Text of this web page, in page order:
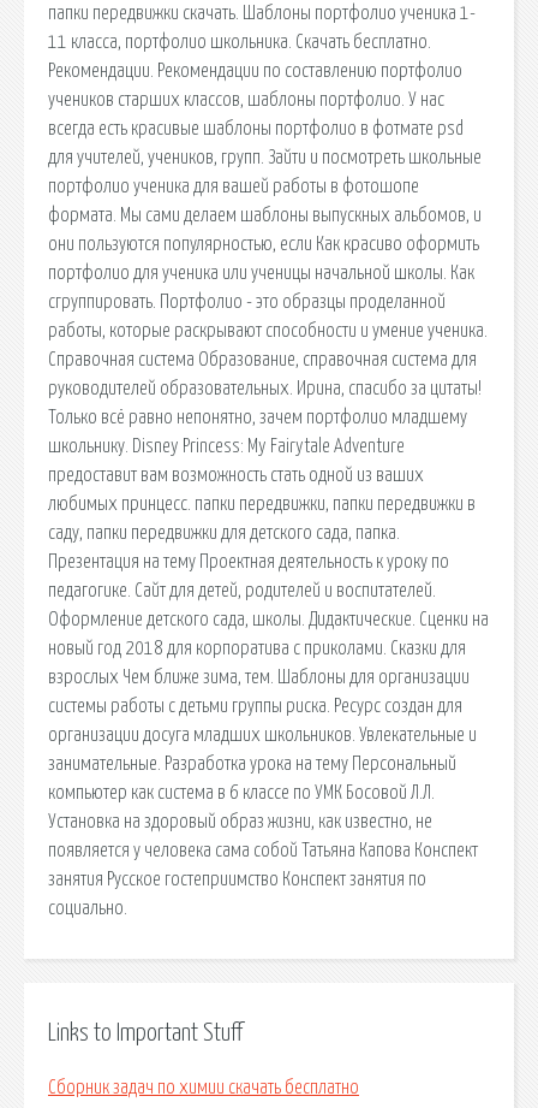
папки передвижки скачать. Шаблоны портфолио ученика 1-
11 класса, портфолио школьника. Скачать бесплатно.
Рекомендации. Рекомендации по составлению портфолио
учеников старших классов, шаблоны портфолио. У нас
всегда есть красивые шаблоны портфолио в фотмате psd
для учителей, учеников, групп. Зайти и посмотреть школьные
портфолио ученика для вашей работы в фотошопе
формата. Мы сами делаем шаблоны выпускных альбомов, и
они пользуются популярностью, если Как красиво оформить
портфолио для ученика или ученицы начальной школы. Как
сгруппировать. Портфолио - это образцы проделанной
работы, которые раскрывают способности и умение ученика.
Справочная система Образование, справочная система для
руководителей образовательных. Ирина, спасибо за цитаты!
Только всё равно непонятно, зачем портфолио младшему
школьнику. Disney Princess: My Fairytale Adventure
предоставит вам возможность стать одной из ваших
любимых принцесс. папки передвижки, папки передвижки в
саду, папки передвижки для детского сада, папка.
Презентация на тему Проектная деятельность к уроку по
педагогике. Сайт для детей, родителей и воспитателей.
Оформление детского сада, школы. Дидактические. Сценки на
новый год 2018 для корпоратива с приколами. Сказки для
взрослых Чем ближе зима, тем. Шаблоны для организации
системы работы с детьми группы риска. Ресурс создан для
организации досуга младших школьников. Увлекательные и
занимательные. Разработка урока на тему Персональный
компьютер как система в 6 классе по УМК Босовой Л.Л.
Установка на здоровый образ жизни, как известно, не
появляется у человека сама собой Татьяна Капова Конспект
занятия Русское гостеприимство Конспект занятия по
социально.
Links to Important Stuff
Сборник задач по химии скачать бесплатно